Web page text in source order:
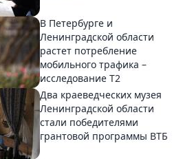
В Петербурге и
Ленинградской области
растет потребление
мобильного трафика –
исследование T2
Два краеведческих музея
Ленинградской области
стали победителями
грантовой программы ВТБ